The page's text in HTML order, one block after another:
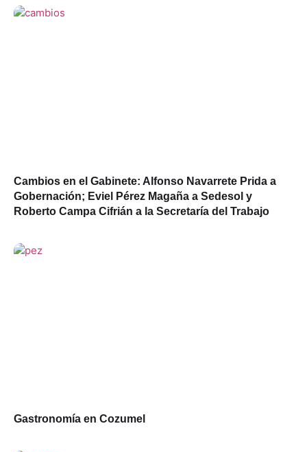
Cambios en el Gabinete: Alfonso Navarrete Prida a
Gobernación; Eviel Pérez Magaña a Sedesol y
Roberto Campa Cifrián a la Secretaría del Trabajo
Gastronomía en Cozumel